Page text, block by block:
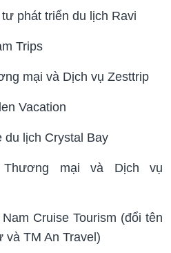
phát triển du lịch Ravi
Trips
mại và Dịch vụ Zesttrip
Vacation
du lịch Crystal Bay
mại và Dịch vụ
Cruise Tourism (đổi tên
và TM An Travel)